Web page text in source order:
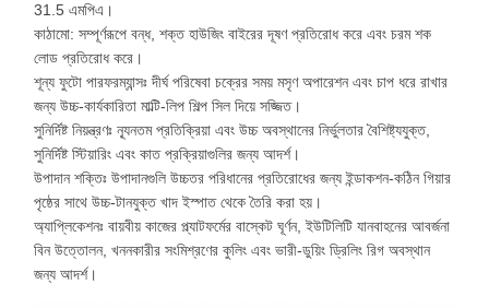
31.5 এমপিএ।
কাঠামো: সম্পূর্ণরূপে বন্ধ, শক্ত হাউজিং বাইরের দূষণ প্রতিরোধ করে এবং চরম শক
লোড প্রতিরোধ করে।
শূন্য ফুটো পারফরম্যান্সঃ দীর্ঘ পরিষেবা চক্রের সময় মসৃণ অপারেশন এবং চাপ ধরে রাখার
জন্য উচ্চ-কার্যকারিতা মাল্টি-লিপ শিল্প সিল দিয়ে সজ্জিত।
সুনির্দিষ্ট নিয়ন্ত্রণঃ ন্যূনতম প্রতিক্রিয়া এবং উচ্চ অবস্থানের নির্ভুলতার বৈশিষ্ট্যযুক্ত,
সুনির্দিষ্ট স্টিয়ারিং এবং কাত প্রক্রিয়াগুলির জন্য আদর্শ।
উপাদান শক্তিঃ উপাদানগুলি উচ্চতর পরিধানের প্রতিরোধের জন্য ইন্ডাকশন-কঠিন গিয়ার
পৃষ্ঠের সাথে উচ্চ-টানযুক্ত খাদ ইস্পাত থেকে তৈরি করা হয়।
অ্যাপ্লিকেশনঃ বায়বীয় কাজের প্ল্যাটফর্মের বাস্কেট ঘূর্ণন, ইউটিলিটি যানবাহনের আবর্জনা
বিন উত্তোলন, খননকারীর সংমিশ্রণের কুলিং এবং ভারী-ডুয়িং ড্রিলিং রিগ অবস্থান
জন্য আদর্শ।